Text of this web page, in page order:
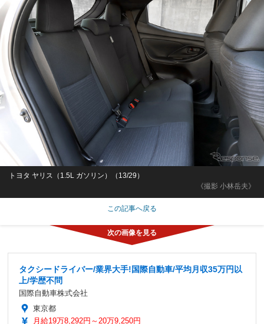
《撮影 小林岳夫》
トヨタ ヤリス（1.5L ガソリン）（13/29）
この記事へ戻る
タクシードライバー/業界大手!国際自動車/平均月収35万円以
上/学歴不問
国際自動車株式会社
東京都
月給19万8,292円～20万9,250円